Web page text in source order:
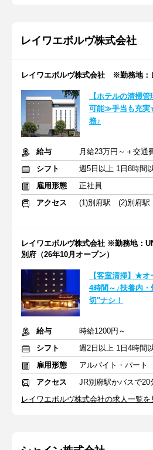
レイワエボルヴ株式会社
レイワエボルヴ株式会社 ※勤務地：
【ホテルの清掃
可能≫手当も充実
務♪
給与
月給23万円～＋交通
シフト
週5日以上 1日8時間
雇用形態
正社員
アクセス
(1)別府駅 (2)別府駅
レイワエボルヴ株式会社 ※勤務地：
別府（26年10月オープン）
【客室清掃】★
4時間～♪扶養内
切"ナシ！
給与
時給1200円～
シフト
雇用形態
アルバイト・パート
アクセス
JR別府駅かバスで20
レイワエボルヴ株式会社の求人一覧を